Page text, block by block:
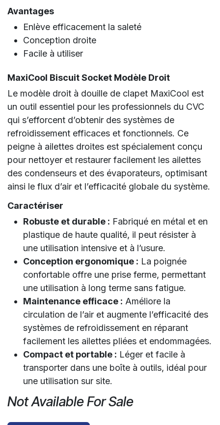
Avantages
Enlève efficacement la saleté
Conception droite
Facile à utiliser
MaxiCool Biscuit Socket Modèle Droit
Le modèle droit à douille de clapet MaxiCool est
un outil essentiel pour les professionnels du CVC
qui s’efforcent d’obtenir des systèmes de
refroidissement efficaces et fonctionnels. Ce
peigne à ailettes droites est spécialement conçu
pour nettoyer et restaurer facilement les ailettes
des condenseurs et des évaporateurs, optimisant
ainsi le flux d’air et l’efficacité globale du système.
Caractériser
Robuste et durable : Fabriqué en métal et en
plastique de haute qualité, il peut résister à
une utilisation intensive et à l’usure.
Conception ergonomique : La poignée
confortable offre une prise ferme, permettant
une utilisation à long terme sans fatigue.
Maintenance efficace : Améliore la
circulation de l’air et augmente l’efficacité des
systèmes de refroidissement en réparant
facilement les ailettes pliées et endommagées.
Compact et portable : Léger et facile à
transporter dans une boîte à outils, idéal pour
une utilisation sur site.
Not Available For Sale